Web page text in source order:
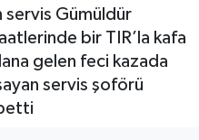
servis Gümüldür
bir TIR’la kafa
gelen feci kazada
servis şoförü
ve Fikstür